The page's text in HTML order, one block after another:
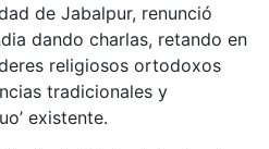
de Jabalpur, renunció
dando charlas, retando en
religiosos ortodoxos
tradicionales y
existente.